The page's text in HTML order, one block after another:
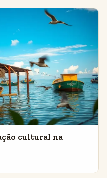
cultural na